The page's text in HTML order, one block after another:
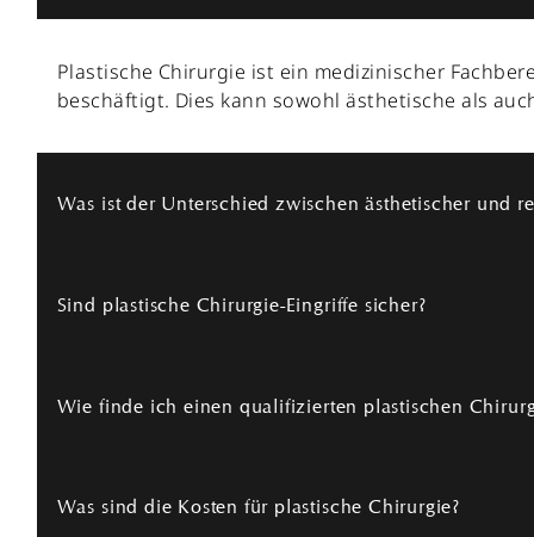
Plastische Chirurgie ist ein medizinischer
beschäftigt. Dies kann sowohl ästhetische als
Was ist der Unterschied zwischen ästhetischer und
Ästhetische Chirurgie zielt darauf ab, das
Sind plastische Chirurgie-Eingriffe sicher?
Wie bei jedem medizinischen Eingriff gibt es
Wie finde ich einen qualifizierten plastischen
Achten Sie darauf, dass der Chirurg über
Was sind die Kosten für plastische Chirurgie?